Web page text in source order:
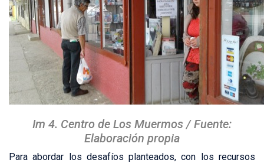
Im 4. Centro de Los Muermos / Fuente:
Elaboración propia
Para abordar los desafíos planteados, con los recursos